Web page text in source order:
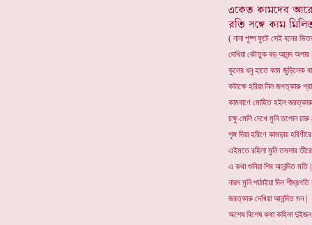
( নানা পুষ্প ফুটে সেই বনের
দেখিয়া কৌতুক বড় আনন্দ অপার
কুলের ধনু হাতে কাম জুড়িলেক
কটাক্ষে হরিয়া নিল জগত্কারু
কামবাণে মোহিত হইল
চক্ষু মেলি দেখে মুনি তপোন চারু
শৃঙ্গ দিয়া হরিণে কামড়ায়
এইমতে রহিলা মুনি তমসার
এ কথা শুনিয়া শিব আনন্দিত মতি |
নারদ মুনি পাঠাইয়া দিল শীঘ্রগতি
জরত্কারু দেখিয়া আনন্দিত মন |
অশেষ বিশেষ কথা কহিলা